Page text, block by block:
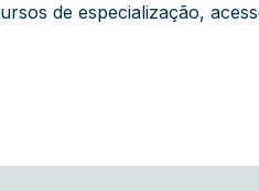
de especialização,